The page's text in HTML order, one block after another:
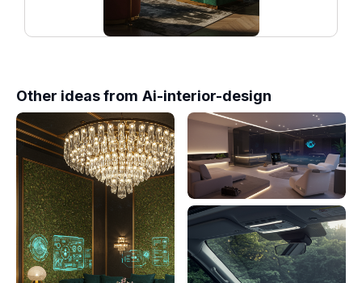
Other ideas from Ai-interior-design